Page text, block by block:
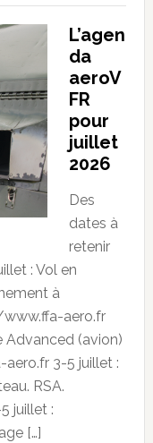
L’agen
da
aeroV
FR
pour
juillet
2026
Des
dates à
retenir
: Vol en
à
www.ffa-aero.fr
Advanced (avion)
3-5 juillet :
RSA.
juillet :
[…]